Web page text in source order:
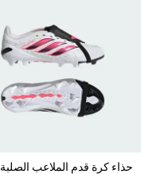
حذاء كرة قدم الملاعب الصلبة